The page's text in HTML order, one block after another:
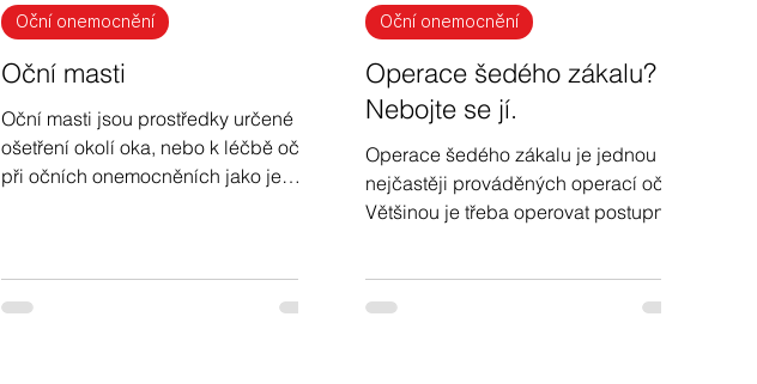
Oční masti
Oční masti jsou prostředky určené k
ošetření okolí oka, nebo k léčbě očí
při očních onemocněních jako je
Oční onemocnění
Operace šedého zákalu?
Nebojte se jí.
Operace šedého zákalu je jednou z
nejčastěji prováděných operací očí.
Většinou je třeba operovat postupně
Oční onemocnění